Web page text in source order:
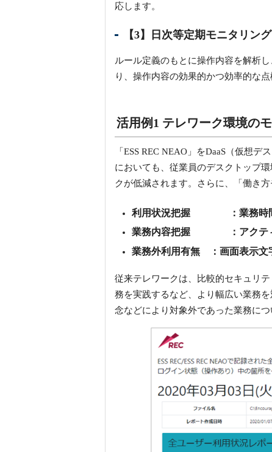
応します。
【3】日次等定期モニタリン
ルール定義のもとに操作内容を解析
り、操作内容の効果的かつ効率的な点
活用例1 テレワーク環境の
「ESS REC NEAO」をDaaS（仮想
においても、従業員のデスクトップ
クが低減されます。さらに、「働き
利用状況把握
：業務
業務内容把握
：アク
業務外利用有無
：画面表示
従来テレワークは、比較的セキュリ
務を実践するなど、より幅広い業務
念などにより対象外であった業務に